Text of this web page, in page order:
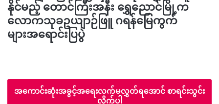
နိုင်မည့် တောင်ကြီးအနီး ရွှေညောင်မြို့က
လောကသုခဥယျာဉ်ဖြူ ဂရန်မြေကွက်
များအရောင်းပြပွဲ
အကောင်းဆုံးအခွင့်အရေးလက်မလွှတ်ရအောင် စာရင်းသွင်း
လိုက်ပါ